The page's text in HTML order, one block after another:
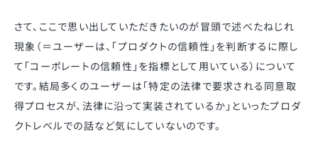
さて、ここで思い出していただきたいのが冒頭で述べたねじれ
現象（＝ユーザーは、「プロダクトの信頼性」を判断するに際し
て「コーポレートの信頼性」を指標として用いている）について
です。結局多くのユーザーは「特定の法律で要求される同意取
得プロセスが、法律に沿って実装されているか」といったプロダ
クトレベルでの話など気にしていないのです。